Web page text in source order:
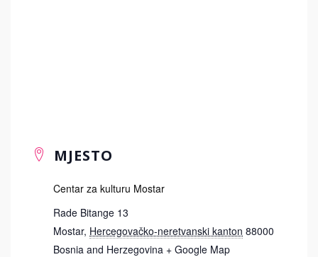
MJESTO
Centar za kulturu Mostar
Rade Bitange 13
Mostar, Hercegovačko-neretvanski kanton 88000
Bosnia and Herzegovina + Google Map